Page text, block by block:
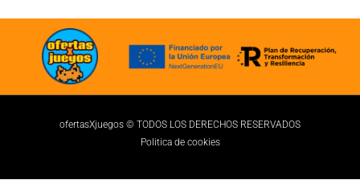
ofertasXjuegos © TODOS LOS DERECHOS RESERVADOS
Politica de cookies